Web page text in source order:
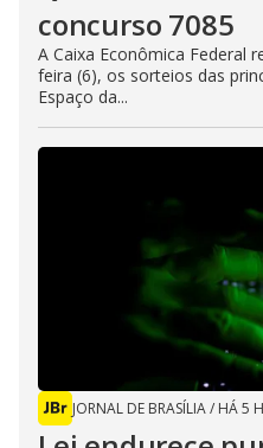
concurso 7085
A Caixa Econômica Federal
feira (6), os sorteios das
Espaço da...
JORNAL DE BRASÍLIA/ HÁ 5